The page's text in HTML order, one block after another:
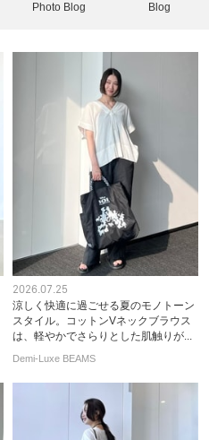
Photo Blog Blog
2026.07.25
涼しく快適に過ごせる夏のモノトーン
スタイル。コットンVネックブラウス
は、軽やかでさらりとした肌触りが...
Demi-Luxe BEAMS